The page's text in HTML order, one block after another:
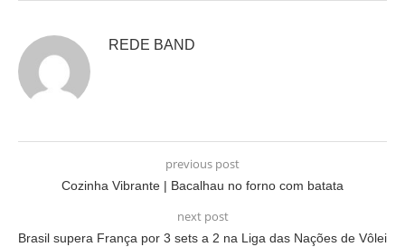
REDE BAND
previous post
Cozinha Vibrante | Bacalhau no forno com batata
next post
Brasil supera França por 3 sets a 2 na Liga das Nações de Vôlei